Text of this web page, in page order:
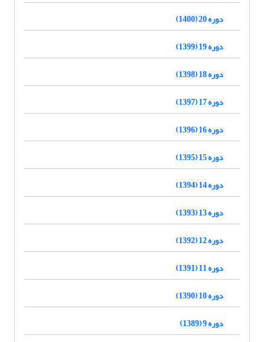
دوره 20 (1400)
دوره 19 (1399)
دوره 18 (1398)
دوره 17 (1397)
دوره 16 (1396)
دوره 15 (1395)
دوره 14 (1394)
دوره 13 (1393)
دوره 12 (1392)
دوره 11 (1391)
دوره 10 (1390)
دوره 9 (1389)